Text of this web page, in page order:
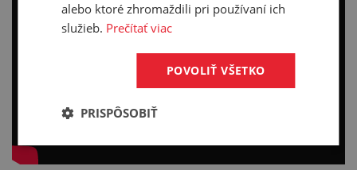
alebo ktoré zhromaždili pri používaní ich
služieb. Prečítať viac
POVOLIŤ VŠETKO
PRISPÔSOBIŤ